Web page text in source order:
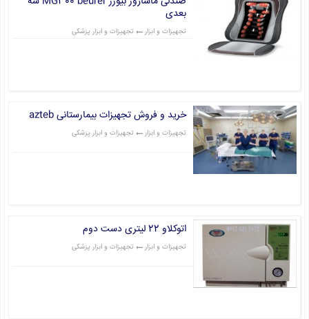
بعدی
تجهیزات و ابزار تجهیزات و ابزار پزشکی
خرید و فروش تجهیزات بیمارستانی azteb
تجهیزات و ابزار تجهیزات و ابزار پزشکی
اتوکلاو 22 لیتری دست دوم
تجهیزات و ابزار تجهیزات و ابزار پزشکی